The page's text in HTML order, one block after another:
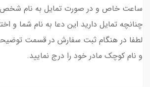
ساعت خاص و در صورت تمایل به نام
چنانچه تمایل دارید این دعا به نام شما و
لطفا در هنگام ثبت سفارش در قسمت
و نام کوچک مادر خود را درج نمایید.